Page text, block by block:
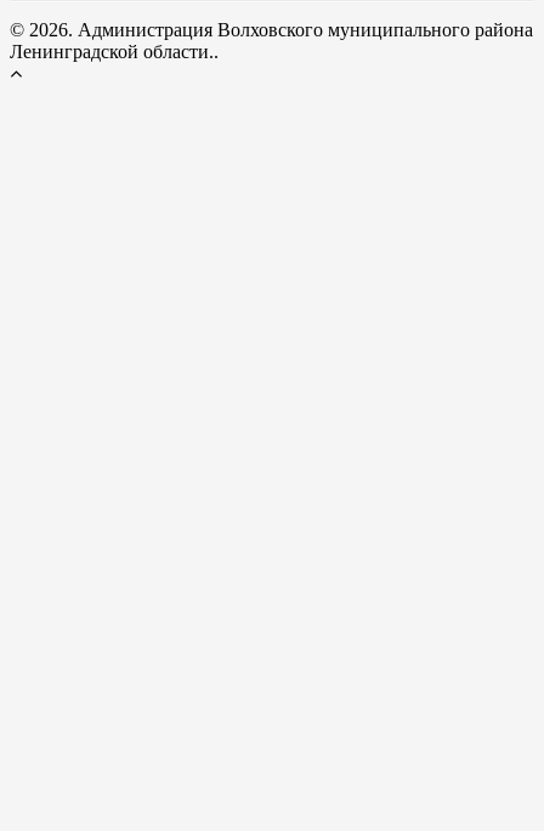
© 2026. Администрация Волховского муниципального района
Ленинградской области..